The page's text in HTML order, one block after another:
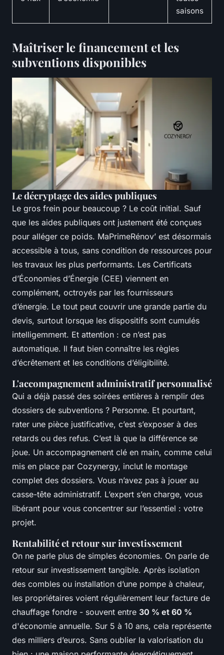
saisons
Maîtriser le financement et les
subventions disponibles
Le décryptage des aides publiques
Le gros frein pour beaucoup ? Le coût initial. Sauf
que les aides publiques ont justement été conçues
pour alléger ce poids. MaPrimeRénov’ est désormais
accessible à tous, sans condition de ressources pour
les travaux les plus performants. Les Certificats
d’Économies d’Énergie (CEE) viennent en
complément, octroyés par les fournisseurs
d’énergie. Le tout peut couvrir une grande partie du
devis, surtout lorsque les dispositifs sont cumulés
intelligemment. Et attention : ce n’est pas
automatique. Il faut bien connaître les règles
d’écrêtement et les conditions d’éligibilité.
L'accompagnement administratif personnalisé
Qui a déjà passé des soirées entières à remplir des
dossiers de subventions ? Personne. Et pourtant,
rater une pièce justificative, c’est s’exposer à des
retards ou des refus. C’est là que la différence se
joue. Un accompagnement clé en main, comme celui
mis en place par Cozynergy, inclut le montage
complet des dossiers. Vous n’avez pas à jouer au
casse-tête administratif. L’expert s’en charge, vous
libérant pour vous concentrer sur l’essentiel : votre
projet.
Rentabilité et retour sur investissement
On ne parle plus de simples économies. On parle de
retour sur investissement tangible. Après isolation
des combles ou installation d’une pompe à chaleur,
les propriétaires voient régulièrement leur facture de
chauffage fondre - souvent entre 30 % et 60 %
d'économie annuelle. Sur 5 à 10 ans, cela représente
des milliers d’euros. Sans oublier la valorisation du